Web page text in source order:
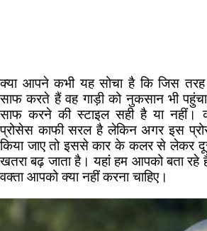
क्या आपने कभी यह सोचा है कि‍ जि‍स
साफ करते हैं वह गाड़ी को नुकसान भी
साफ करने की स्टाइल सही है या नहीं।
प्रोसेस काफी सरल है लेकि‍न अगर इस
कि‍या जाए तो इससे कार के कलर से लेकर
खतरा बढ़ जाता है। यहां हम आपको बता
वक्ता आपको क्या नहीं करना चाहि‍ए।